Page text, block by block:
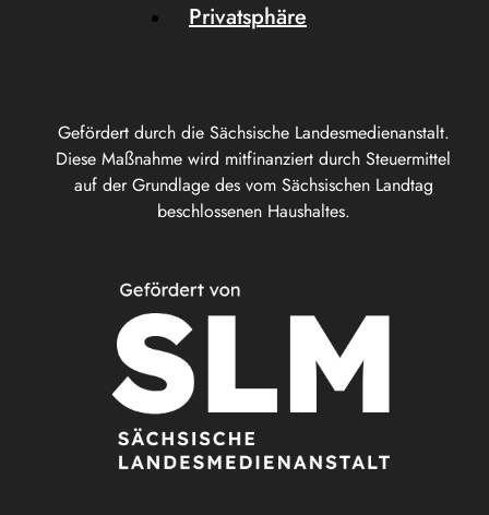
Gefördert durch die Sächsische Landesmedienanstalt.
Diese Maßnahme wird mitfinanziert durch Steuermittel
auf der Grundlage des vom Sächsischen Landtag
beschlossenen Haushaltes.
Privatsphäre